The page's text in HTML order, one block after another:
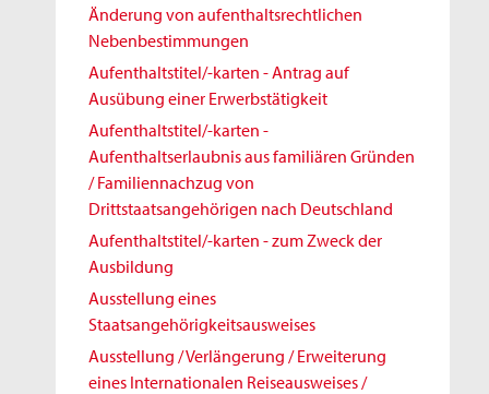
Änderung von aufenthaltsrechtlichen
Nebenbestimmungen
Aufenthaltstitel/-karten - Antrag auf
Ausübung einer Erwerbstätigkeit
Aufenthaltstitel/-karten -
Aufenthaltserlaubnis aus familiären Gründen
/ Familiennachzug von
Drittstaatsangehörigen nach Deutschland
Aufenthaltstitel/-karten - zum Zweck der
Ausbildung
Ausstellung eines
Staatsangehörigkeitsausweises
Ausstellung / Verlängerung / Erweiterung
eines Internationalen Reiseausweises /